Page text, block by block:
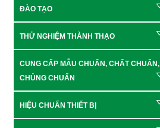
ĐÀO TẠO
THỬ NGHIỆM THÀNH THẠO
CUNG CẤP MẪU CHUẨN, CHẤT CHUẨN,
CHỦNG CHUẨN
HIỆU CHUẨN THIẾT BỊ